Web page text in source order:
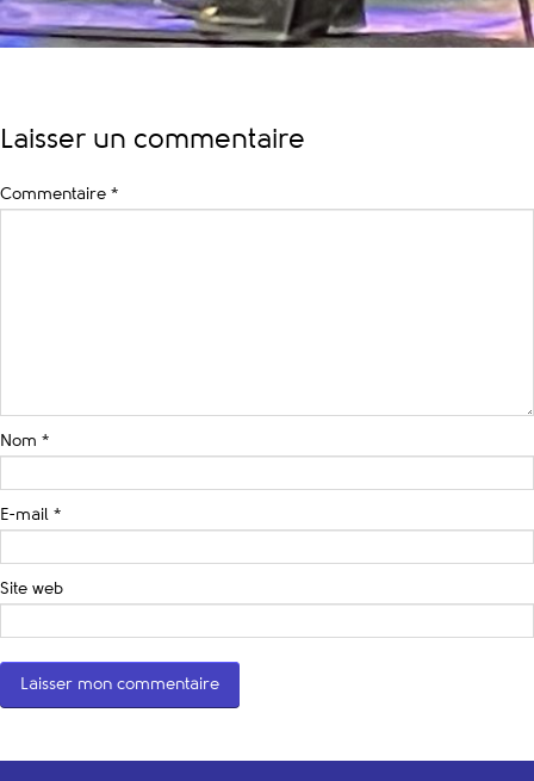
Laisser un commentaire
Commentaire *
Nom *
E-mail *
Site web